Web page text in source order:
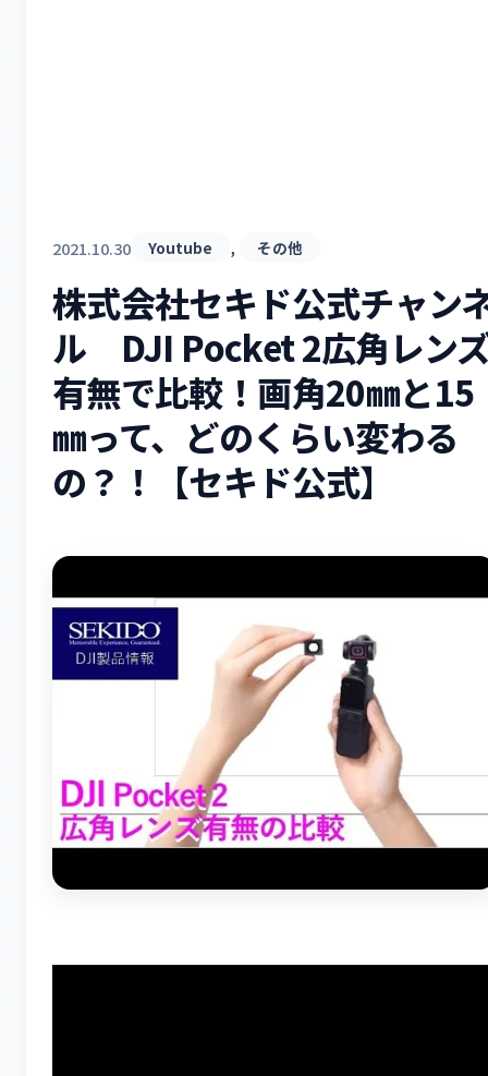
2021.10.30 Youtube , その他
株式会社セキド公式チャン
ル DJI Pocket 2広角レン
有無で比較！画角20㎜と15
㎜って、どのくらい変わる
の？！【セキド公式】